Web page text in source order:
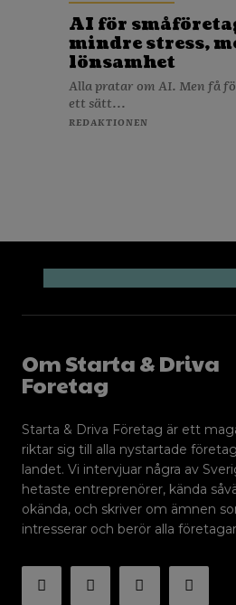
AI för
mindre stress,
lönsamhet
Alla pratar om AI. Men få
ett sätt...
REDAKTIONEN
Om Starta & Driva
Foretag
Starta & Driva Företag är ett
riktar sig till alla nystartade
landet. Vi intervjuar några av
hetaste entreprenörer, kända
okända, och skriver om ämnen
intresserar och berör alla